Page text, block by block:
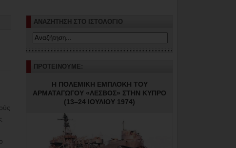
ΑΝΑΖΗΤΗΣΗ ΣΤΟ ΙΣΤΟΛΟΓΙΟ
ΠΡΟΤΕΙΝΟΥΜΕ:
Η ΠΟΛΕΜΙΚΗ ΕΜΠΛΟΚΗ ΤΟΥ
ΑΡΜΑΤΑΓΩΓΟΥ «ΛΕΣΒΟΣ» ΣΤΗΝ ΚΥΠΡΟ
(13–24 ΙΟΥΛΙΟΥ 1974)